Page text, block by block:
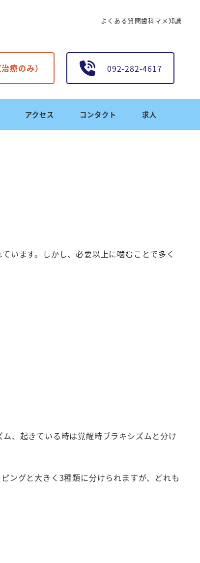
よくある質問歯科マメ知識
療のみ） 092-282-4617
アクセス コンタクト 求人
います。しかし、必要以上に噛むことで多く
、起きている時は覚醒時ブラキシズムと分け
ングと大きく3種類に分けられますが、どれも